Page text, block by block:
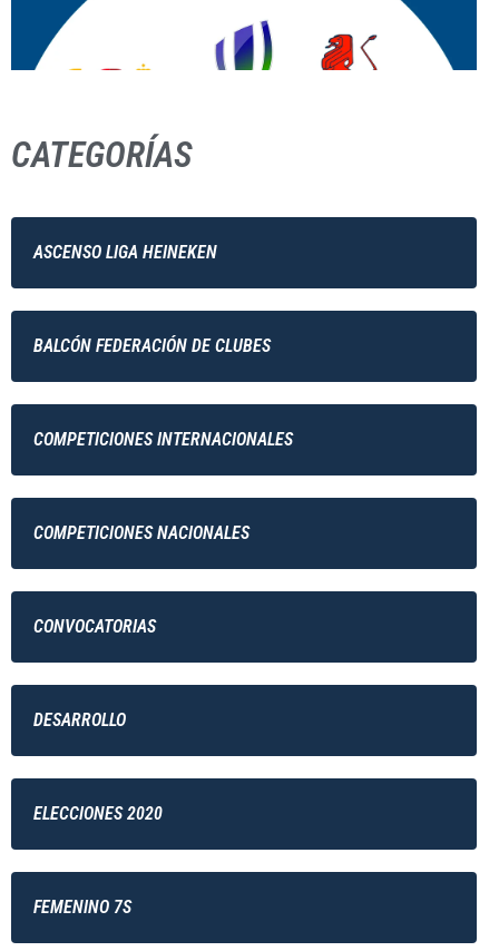
CATEGORÍAS
ASCENSO LIGA HEINEKEN
BALCÓN FEDERACIÓN DE CLUBES
COMPETICIONES INTERNACIONALES
COMPETICIONES NACIONALES
CONVOCATORIAS
DESARROLLO
ELECCIONES 2020
FEMENINO 7S